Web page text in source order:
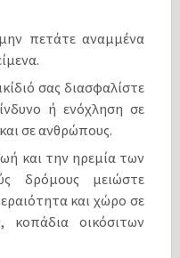
πετάτε αναμμένα
σας διασφαλίστε
ή ενόχληση σε
σε ανθρώπους.
και την ηρεμία των
δρόμους μειώστε
και χώρο σε
κοπάδια οικόσιτων